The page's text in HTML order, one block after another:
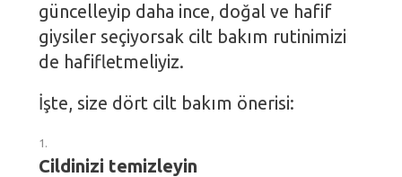
güncelleyip daha ince, doğal ve hafif
giysiler seçiyorsak cilt bakım rutinimizi
de hafifletmeliyiz.
İşte, size dört cilt bakım önerisi:
Cildinizi temizleyin